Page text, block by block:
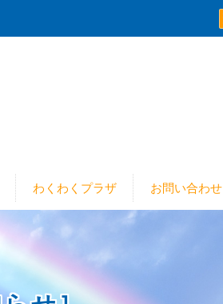
わくわくプラザ お問い合わせ